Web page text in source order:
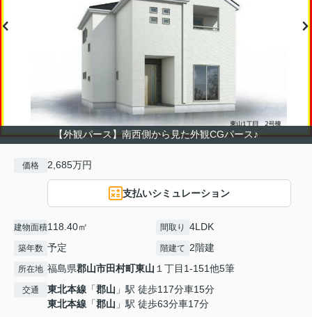
【外観パース】南西側から見た外観CGパース♪
価格 2,685万円
支払いシミュレーション
建物面積118.40㎡ 間取り 4LDK
築年数 予定 階建て 2階建
所在地 福島県郡山市田村町東山 １丁目1-151他5筆
交通 東北本線 「郡山 」駅 徒歩117分車15分
東北本線 「郡山 」駅 徒歩63分車17分